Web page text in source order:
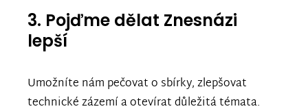
3. Pojďme dělat Znesnázi
lepší
Umožníte nám pečovat o sbírky, zlepšovat
technické zázemí a otevírat důležitá témata.